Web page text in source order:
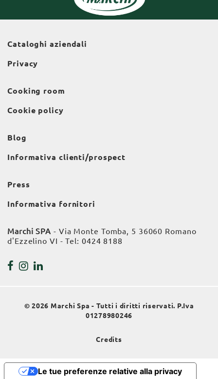
Cataloghi aziendali
Privacy
Cooking room
Cookie policy
Blog
Informativa clienti/prospect
Press
Informativa fornitori
Marchi SPA - Via Monte Tomba, 5 36060 Romano
d'Ezzelino VI - Tel: 0424 8188
© 2026 Marchi Spa - Tutti i diritti riservati. P.Iva
01278980246
Credits
Le tue preferenze relative alla privacy